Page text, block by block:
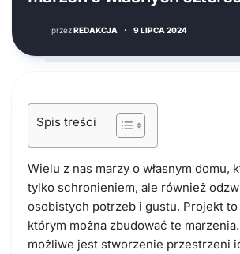
przezREDAKCJA · 9 LIPCA 2024
Spis treści
Wielu z nas marzy o własnym domu,
tylko schronieniem, ale również
osobistych potrzeb i gustu. Projekt
którym można zbudować te
możliwe jest stworzenie przestrzeni